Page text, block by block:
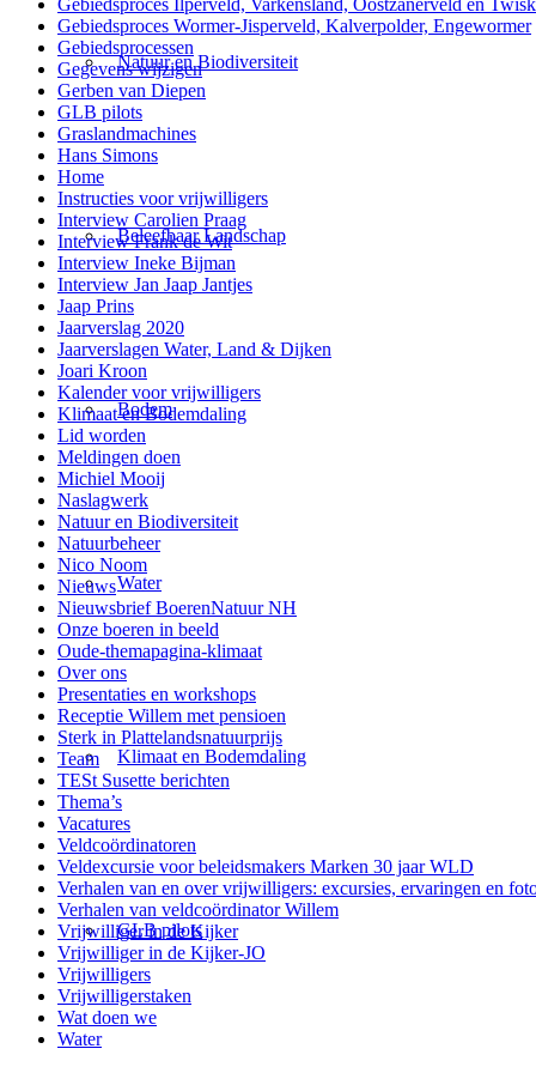
Natuur en Biodiversiteit
Beleefbaar Landschap
Bodem
Water
Klimaat en Bodemdaling
GLB pilots
Gebiedsproces Wormer-Jisperveld, Kalverpolder, Engewormer
Gebiedsprocessen
Gegevens wijzigen
Gerben van Diepen
GLB pilots
Graslandmachines
Hans Simons
Home
Instructies voor vrijwilligers
Interview Carolien Praag
Interview Frank de Wit
Interview Ineke Bijman
Interview Jan Jaap Jantjes
Jaap Prins
Jaarverslag 2020
Jaarverslagen Water, Land & Dijken
Joari Kroon
Kalender voor vrijwilligers
Klimaat en Bodemdaling
Lid worden
Meldingen doen
Michiel Mooij
Naslagwerk
Natuur en Biodiversiteit
Natuurbeheer
Nico Noom
Nieuws
Nieuwsbrief BoerenNatuur NH
Onze boeren in beeld
Oude-themapagina-klimaat
Over ons
Presentaties en workshops
Receptie Willem met pensioen
Sterk in Plattelandsnatuurprijs
Team
TESt Susette berichten
Thema’s
Vacatures
Veldcoördinatoren
Veldexcursie voor beleidsmakers Marken 30 jaar WLD
Verhalen van en over vrijwilligers: excursies, ervaringen en
Verhalen van veldcoördinator Willem
Vrijwilliger in de Kijker
Vrijwilliger in de Kijker-JO
Vrijwilligers
Vrijwilligerstaken
Wat doen we
Water